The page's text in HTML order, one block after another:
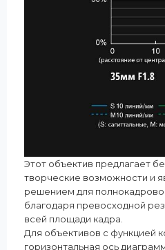
Этот объектив предлагает
творческие возможности и
решением для
благодаря превосходной
всей площади кадра.
Для объективов с функцией
горизонтальная ось